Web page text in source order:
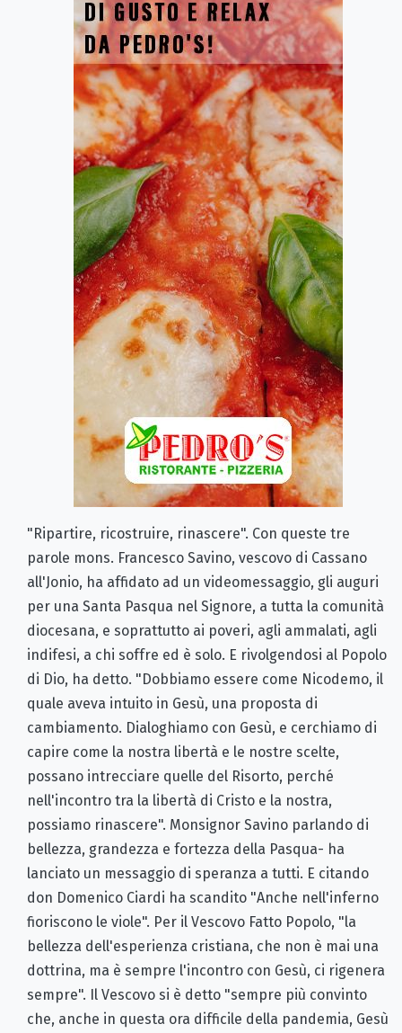
"Ripartire, ricostruire, rinascere". Con queste tre
parole mons. Francesco Savino, vescovo di Cassano
all'Jonio, ha affidato ad un videomessaggio, gli auguri
per una Santa Pasqua nel Signore, a tutta la comunità
diocesana, e soprattutto ai poveri, agli ammalati, agli
indifesi, a chi soffre ed è solo. E rivolgendosi al Popolo
di Dio, ha detto. "Dobbiamo essere come Nicodemo, il
quale aveva intuito in Gesù, una proposta di
cambiamento. Dialoghiamo con Gesù, e cerchiamo di
capire come la nostra libertà e le nostre scelte,
possano intrecciare quelle del Risorto, perché
nell'incontro tra la libertà di Cristo e la nostra,
possiamo rinascere". Monsignor Savino parlando di
bellezza, grandezza e fortezza della Pasqua- ha
lanciato un messaggio di speranza a tutti. E citando
don Domenico Ciardi ha scandito "Anche nell'inferno
fioriscono le viole". Per il Vescovo Fatto Popolo, "la
bellezza dell'esperienza cristiana, che non è mai una
dottrina, ma è sempre l'incontro con Gesù, ci rigenera
sempre". Il Vescovo si è detto "sempre più convinto
che, anche in questa ora difficile della pandemia, Gesù